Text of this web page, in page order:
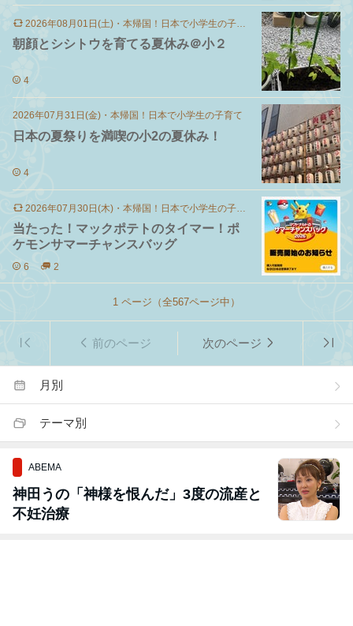
2026年08月01日(土) ・ 本帰国！日本で小学生の子育て
朝顔とシシトウを育てる夏休み＠小２
4
2026年07月31日(金) ・ 本帰国！日本で小学生の子育て
日本の夏祭りを満喫の小2の夏休み！
4
2026年07月30日(木) ・ 本帰国！日本で小学生の子育て
当たった！マックポテトのタイマー！ポ
ケモンサマーチャンスバッグ
6 2
1 ページ（全567ページ中）
前のページ 次のページ
月別
テーマ別
ABEMA
神田うの「神様を恨んだ」3度の流産と
不妊治療